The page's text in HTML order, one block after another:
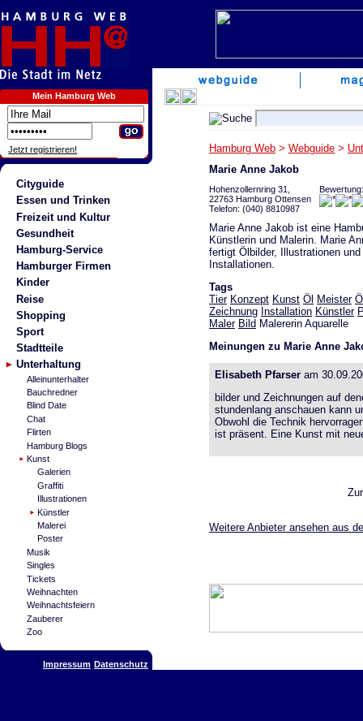
Mein Hamburg Web
Jetzt registrieren!
Cityguide
Essen und Trinken
Freizeit und Kultur
Gesundheit
Hamburg-Service
Hamburger Firmen
Kinder
Reise
Shopping
Sport
Stadtteile
Unterhaltung
Alleinunterhalter
Bauchredner
Blind Date
Chat
Flirten
Hamburg Blogs
Kunst
Galerien
Graffiti
Illustrationen
Künstler
Malerei
Poster
Musik
Singles
Tickets
Weihnachten
Weihnachtsfeiern
Zauberer
Zoo
Impressum Datenschutz
Hamburg Web > Webguide >
Marie Anne Jakob
Hohenzollernring 31,
22763 Hamburg Ottensen
Telefon: (040) 8810987
Bewertung:
Marie Anne Jakob ist eine
Künstlerin und Malerin. Marie
fertigt Ölbilder, Illustrationen und
Installationen.
Tags
Tier Konzept Kunst Öl Meister
Zeichnung Installation Künstler
Maler Bild Malererin Aquarelle
Meinungen zu Marie Anne
Elisabeth Pfarseram
bilder und Zeichnungen auf
stundenlang anschauen kann
Obwohl die Technik
ist präsent. Eine Kunst mit
Weitere Anbieter ansehen aus